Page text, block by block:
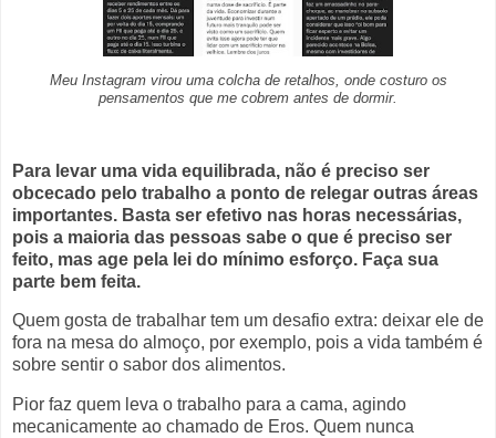
Meu Instagram virou uma colcha de retalhos, onde costuro os
pensamentos que me cobrem antes de dormir.
Para levar uma vida equilibrada, não é preciso ser
obcecado pelo trabalho a ponto de relegar outras áreas
importantes. Basta ser efetivo nas horas necessárias,
pois a maioria das pessoas sabe o que é preciso ser
feito, mas age pela lei do mínimo esforço. Faça sua
parte bem feita.
Quem gosta de trabalhar tem um desafio extra: deixar ele de
fora na mesa do almoço, por exemplo, pois a vida também é
sobre sentir o sabor dos alimentos.
Pior faz quem leva o trabalho para a cama, agindo
mecanicamente ao chamado de Eros. Quem nunca